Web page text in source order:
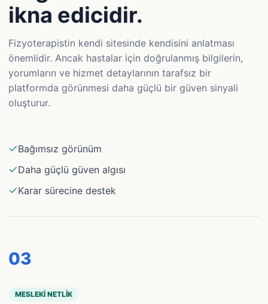
ikna edicidir.
Fizyoterapistin kendi sitesinde kendisini anlatması
önemlidir. Ancak hastalar için doğrulanmış bilgilerin,
yorumların ve hizmet detaylarının tarafsız bir
platformda görünmesi daha güçlü bir güven sinyali
oluşturur.
Bağımsız görünüm
Daha güçlü güven algısı
Karar sürecine destek
03
MESLEKI NETLIK